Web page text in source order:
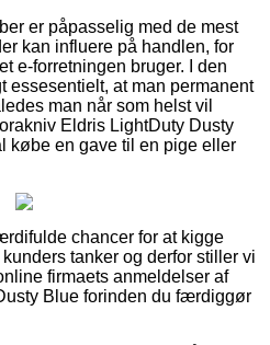
er påpasselig med de mest
kan influere på handlen, for
e-forretningen bruger. I den
at man permanent
man når som helst vil
Eldris LightDuty Dusty
købe en gave til en pige eller
chancer for at kigge
tanker og derfor stiller vi
firmaets anmeldelser af
Blue forinden du færdiggør